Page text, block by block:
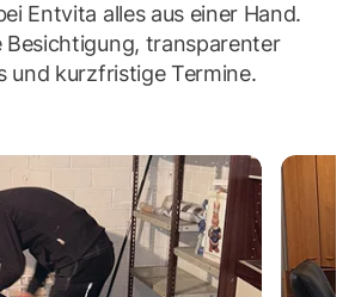
Entvita alles aus einer Hand.
Besichtigung, transparenter
und kurzfristige Termine.